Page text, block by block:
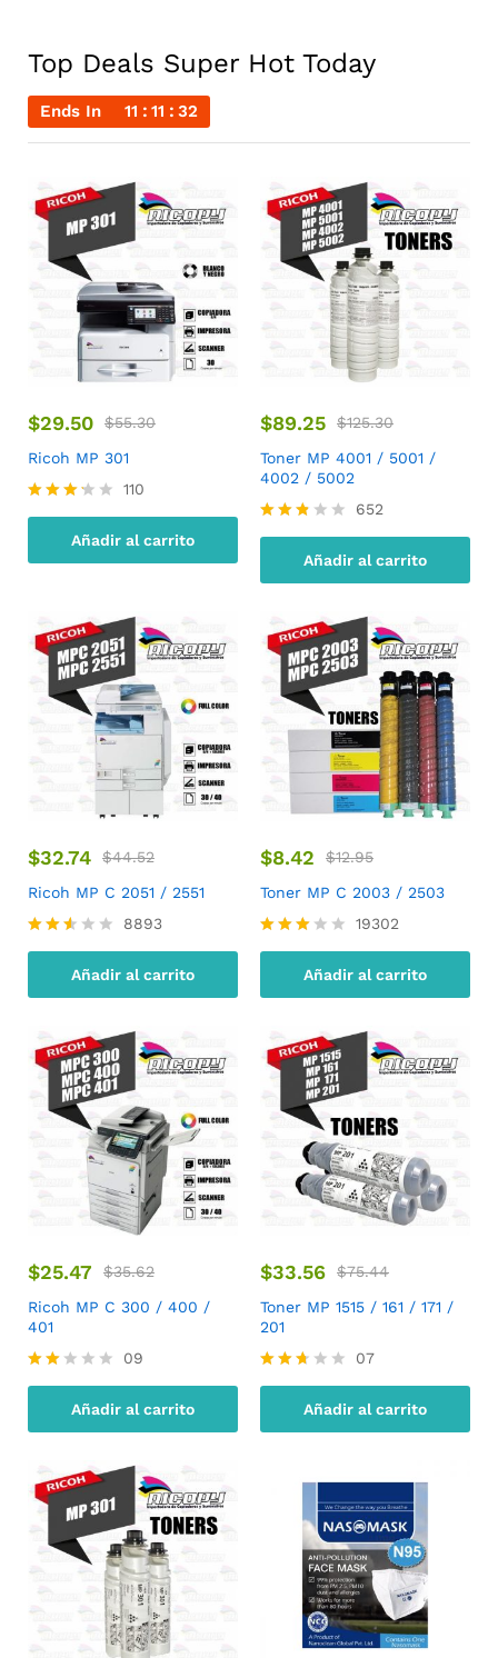
Top Deals Super Hot Today
Ends In 11 11 32
$29.50 $55.30
Ricoh MP 301
Valorad
de 5
110
Añadir al carrito
$89.25 $125.30
Toner MP 4001 / 5001 /
4002 / 5002
Valora
2.73
652
Añadir al carrito
$32.74 $44.52
Ricoh MP C 2051 / 2551
Valor
2.49
8893
Añadir al carrito
$8.42 $12.95
Toner MP C 2003 / 2503
Valora
2.84
19302
Añadir al carrito
$25.47 $35.62
Ricoh MP C 300 / 400 /
401
Valo
1.89
09
Añadir al carrito
$33.56 $75.44
Toner MP 1515 / 161 / 171 /
201
Valor
2.57
07
Añadir al carrito